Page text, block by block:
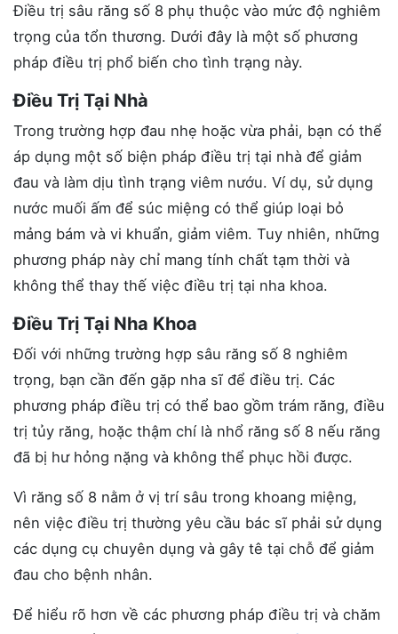
Điều trị sâu răng số 8 phụ thuộc vào mức độ nghiêm
trọng của tổn thương. Dưới đây là một số phương
pháp điều trị phổ biến cho tình trạng này.
Điều Trị Tại Nhà
Trong trường hợp đau nhẹ hoặc vừa phải, bạn có thể
áp dụng một số biện pháp điều trị tại nhà để giảm
đau và làm dịu tình trạng viêm nướu. Ví dụ, sử dụng
nước muối ấm để súc miệng có thể giúp loại bỏ
mảng bám và vi khuẩn, giảm viêm. Tuy nhiên, những
phương pháp này chỉ mang tính chất tạm thời và
không thể thay thế việc điều trị tại nha khoa.
Điều Trị Tại Nha Khoa
Đối với những trường hợp sâu răng số 8 nghiêm
trọng, bạn cần đến gặp nha sĩ để điều trị. Các
phương pháp điều trị có thể bao gồm trám răng, điều
trị tủy răng, hoặc thậm chí là nhổ răng số 8 nếu răng
đã bị hư hỏng nặng và không thể phục hồi được.
Vì răng số 8 nằm ở vị trí sâu trong khoang miệng,
nên việc điều trị thường yêu cầu bác sĩ phải sử dụng
các dụng cụ chuyên dụng và gây tê tại chỗ để giảm
đau cho bệnh nhân.
Để hiểu rõ hơn về các phương pháp điều trị và chăm